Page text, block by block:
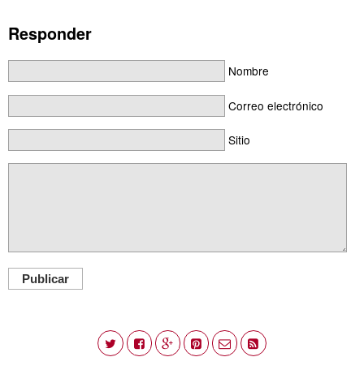
Responder
Nombre
Correo electrónico
Sitio
Publicar